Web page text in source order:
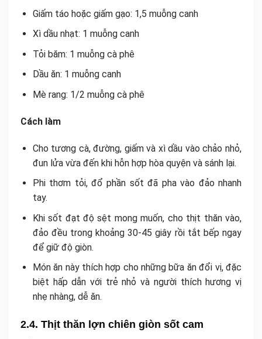
Giấm táo hoặc giấm gạo: 1,5 muỗng canh
Xì dầu nhạt: 1 muỗng canh
Tỏi băm: 1 muỗng cà phê
Dầu ăn: 1 muỗng canh
Mè rang: 1/2 muỗng cà phê
Cách làm
Cho tương cà, đường, giấm và xì dầu vào chảo nhỏ,
đun lửa vừa đến khi hỗn hợp hòa quyện và sánh lại.
Phi thơm tỏi, đổ phần sốt đã pha vào đảo nhanh
tay.
Khi sốt đạt độ sệt mong muốn, cho thịt thăn vào,
đảo đều trong khoảng 30-45 giây rồi tắt bếp ngay
để giữ độ giòn.
Món ăn này thích hợp cho những bữa ăn đổi vị, đặc
biệt hấp dẫn với trẻ nhỏ và người thích hương vị
nhẹ nhàng, dễ ăn.
2.4. Thịt thăn lợn chiên giòn sốt cam